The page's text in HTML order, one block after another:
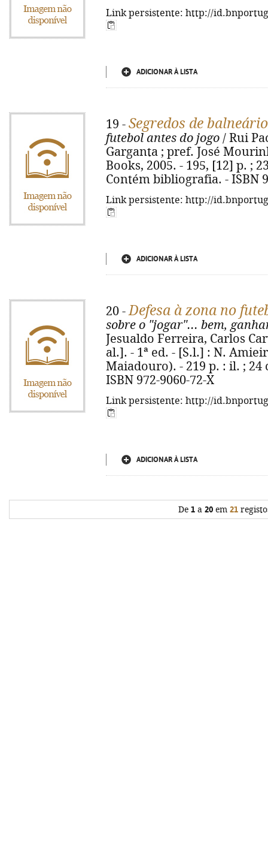
Link persistente: http://
ADICIONAR À LISTA
19 - Segredos de balneário
futebol antes do jogo / Rui
Garganta ; pref. José
Books, 2005. - 195, [12] p. ;
Contém bibliografia. - ISBN
Link persistente: http://
ADICIONAR À LISTA
20 -Defesa à zona no
sobre o "jogar"... bem,
Jesualdo Ferreira, Carlos
al.]. - 1ª ed. - [S.l.] : N.
Maiadouro). - 219 p. : il. ; 24
ISBN 972-9060-72-X
Link persistente: http://
ADICIONAR À LISTA
De 1a 20em 21